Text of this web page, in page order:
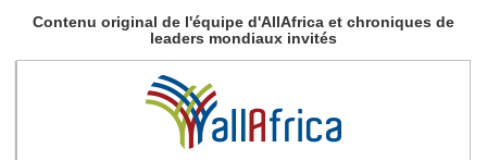
Contenu original de l'équipe d'AllAfrica et chroniques de
leaders mondiaux invités